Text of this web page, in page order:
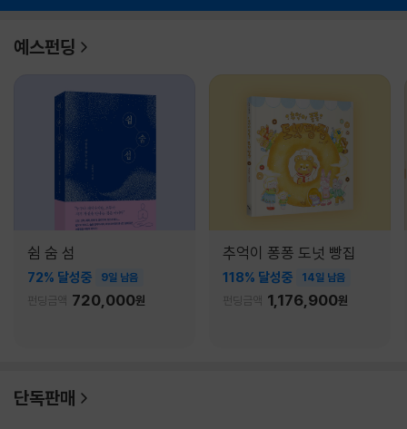
예스펀딩
쉼 숨 섬
72% 달성중 9일 남음
펀딩금액 720,000원
추억이 퐁퐁 도넛 빵집
118% 달성중 14일 남음
펀딩금액 1,176,900원
단독판매